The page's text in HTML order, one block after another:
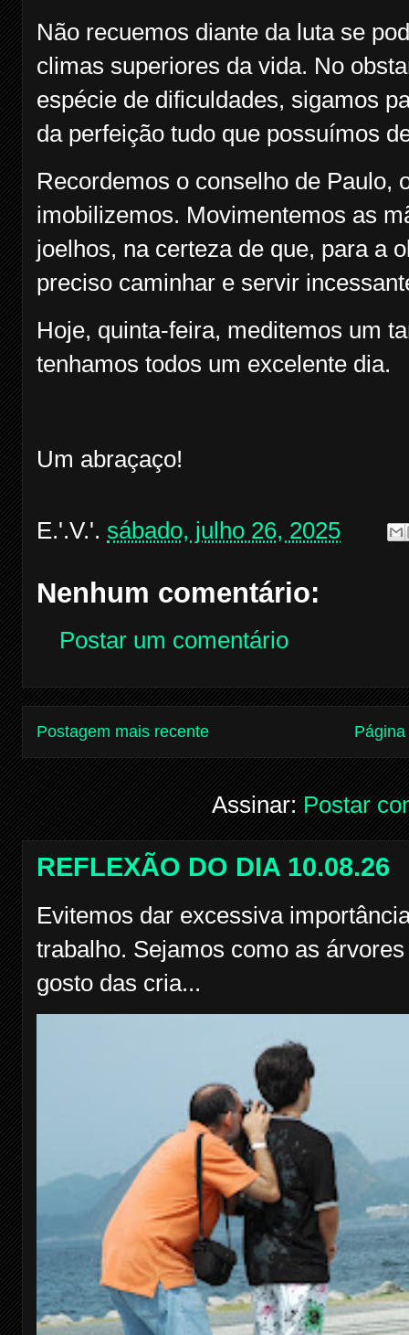
Não recuemos diante da luta se
climas superiores da vida. No
espécie de dificuldades, sigamos
da perfeição tudo que possuímos
Recordemos o conselho de Paulo,
imobilizemos. Movimentemos as
joelhos, na certeza de que, para a
preciso caminhar e servir
Hoje, quinta-feira, meditemos um
tenhamos todos um excelente dia.
Um abraçaço!
E.'.V.'. sábado, julho 26, 2025
Nenhum comentário:
Postar um comentário
Postagem mais recente
Assinar:Postar
REFLEXÃO DO DIA 10.08.26
Evitemos dar excessiva
trabalho. Sejamos como as
gosto das cria...